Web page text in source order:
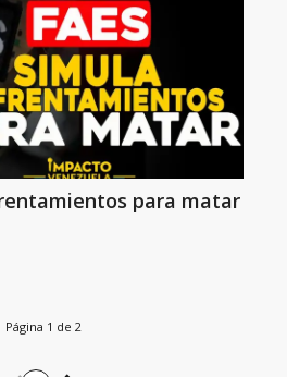
para matar
Página 1 de 2